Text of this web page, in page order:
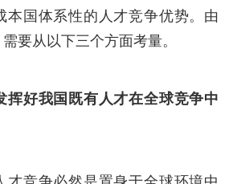
本国体系性的人才竞争优势。由
要从以下三个方面考量。
好我国既有人才在全球竞争中